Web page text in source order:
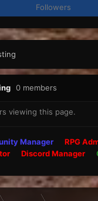
Followers
0 members
viewing this page.
Manager
RPG
Discord Manager